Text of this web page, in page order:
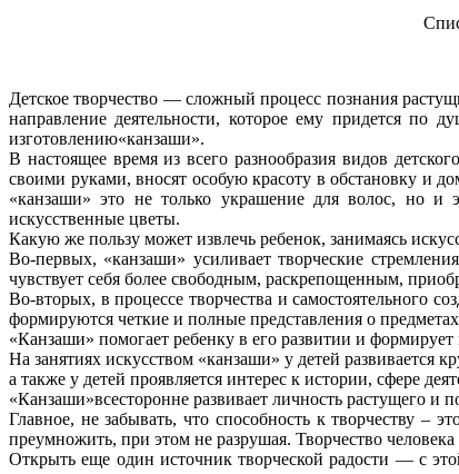
Детское творчество — сложный процесс познания
направление деятельности, которое ему придется
изготовлению«канзаши».
В настоящее время из всего разнообразия видов
своими руками, вносят особую красоту в обстановку и
«канзаши» это не только украшение для волос, но и
искусственные цветы.
Какую же пользу может извлечь ребенок, занимаясь
Во-первых, «канзаши» усиливает творческие
чувствует себя более свободным, раскрепощенным,
Во-вторых, в процессе творчества и самостоятельного
формируются четкие и полные представления о
«Канзаши» помогает ребенку в его развитии и
На занятиях искусством «канзаши» у детей развивается
а также у детей проявляется интерес к истории, сфере
«Канзаши»всесторонне развивает личность растущего и
Главное, не забывать, что способность к творчеству –
преумножить, при этом не разрушая. Творчество
Открыть еще один источник творческой радости — с